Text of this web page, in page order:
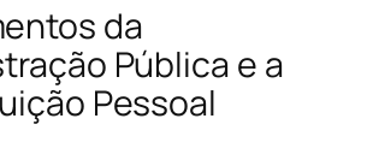
da
Pública e a
Pessoal